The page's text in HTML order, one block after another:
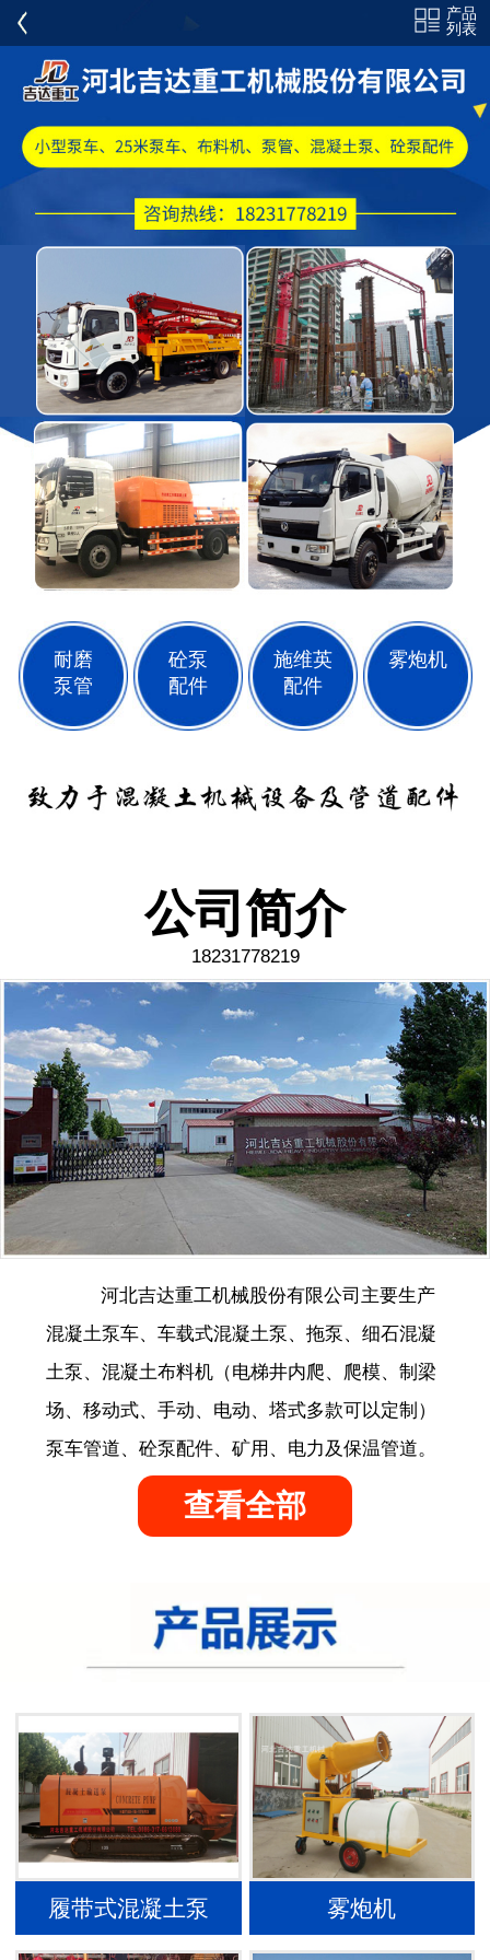
混凝土泵车
混凝土泵
搅拌车
砼泵配件
PM 施维英 CIFA 配件
弯头弯管
电力弯头三通
产品
列表
耐磨
泵管
砼泵
配件
施维英
配件
雾炮机
公司简介
18231778219
河北吉达重工机械股份有限公司主要生产
混凝土泵车、车载式混凝土泵、拖泵、细石混凝
土泵、混凝土布料机（电梯井内爬、爬模、制梁
场、移动式、手动、电动、塔式多款可以定制）
泵车管道、砼泵配件、矿用、电力及保温管道。
查看全部
履带式混凝土泵 雾炮机